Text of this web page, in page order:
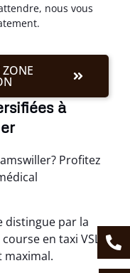
nous vous
ZONE
à
Profitez
distingue par la
en taxi VSL